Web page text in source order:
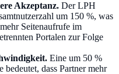
Akzeptanz. Der LPH
um 150 %, was
Seitenaufrufe im
Portalen zur Folge
Eine um 50 %
bedeutet, dass Partner mehr